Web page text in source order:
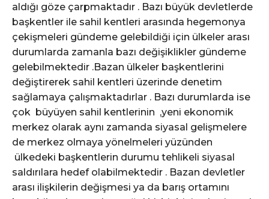
aldığı göze çarpmaktadır . Bazı büyük devletlerde
başkentler ile sahil kentleri arasında hegemonya
çekişmeleri gündeme gelebildiği için ülkeler arası
durumlarda zamanla bazı değişiklikler gündeme
gelebilmektedir .Bazan ülkeler başkentlerini
değiştirerek sahil kentleri üzerinde denetim
sağlamaya çalışmaktadırlar . Bazı durumlarda ise
çok büyüyen sahil kentlerinin ,yeni ekonomik
merkez olarak aynı zamanda siyasal gelişmelere
de merkez olmaya yönelmeleri yüzünden
ülkedeki başkentlerin durumu tehlikeli siyasal
saldırılara hedef olabilmektedir . Bazan devletler
arası ilişkilerin değişmesi ya da barış ortamını